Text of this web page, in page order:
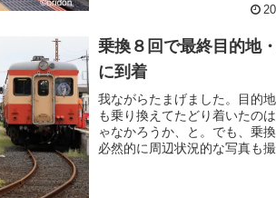
非常に繁盛していた道中でし
乗換８回で最終目的地
に到着
我ながらたまげました。目的
も乗り換えてたどり着いたの
ゃなかろうか、と。でも、乗
必然的に周辺状況的な写真も